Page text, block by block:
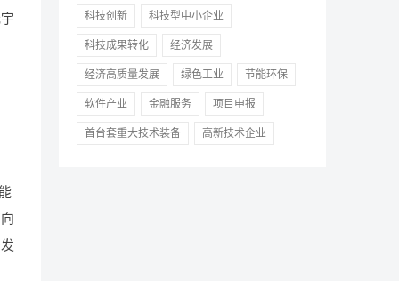
科技创新 科技型中小企业
科技成果转化 经济发展
经济高质量发展 绿色工业 节能环保
软件产业 金融服务 项目申报
首台套重大技术装备 高新技术企业